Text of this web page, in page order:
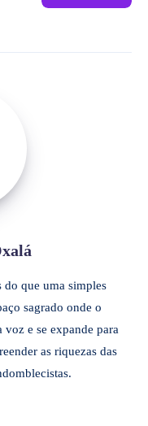
que uma simples
sagrado onde o
e se expande para
as riquezas das